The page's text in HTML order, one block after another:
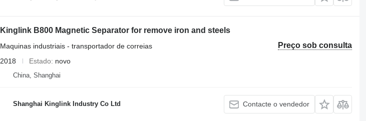
Kinglink B800 Magnetic Separator for remove iron and steels
Preço sob consulta
Maquinas industriais - transportador de correias
2018
Estado novo
China, Shanghai
Shanghai Kinglink Industry Co Ltd Contacte o vendedor